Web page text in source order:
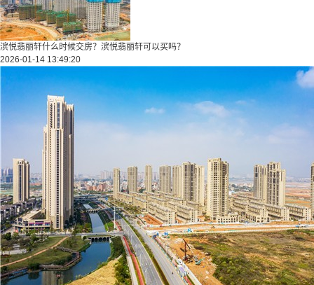
滨悦翡丽轩什么时候交房？滨悦翡丽轩可以买吗？
2026-01-14 13:49:20